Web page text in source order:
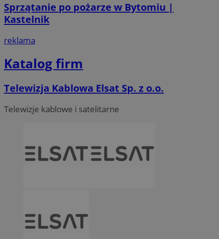
Sprzątanie po pożarze w Bytomiu |
Kastelnik
reklama
Katalog firm
Telewizja Kablowa Elsat Sp. z o.o.
Telewizje kablowe i satelitarne